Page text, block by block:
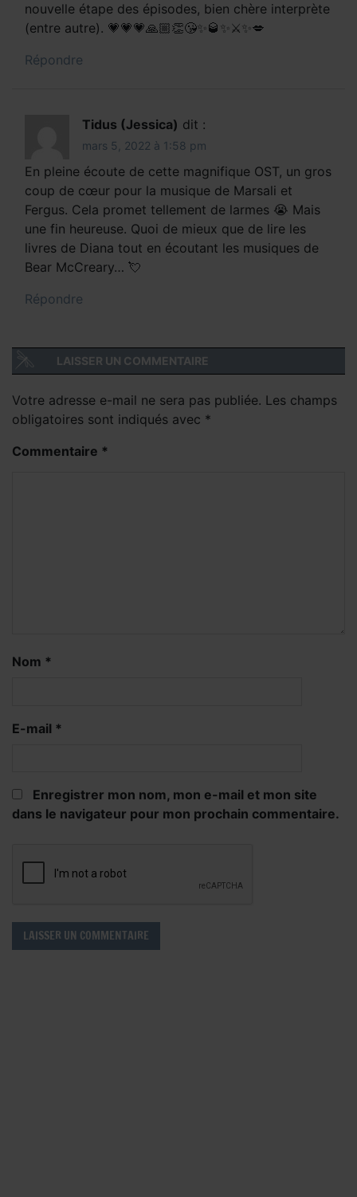
nouvelle étape des épisodes, bien chère interprète
(entre autre). 💗💗💗🙏🏼👏😘✨🥃✨⚔✨💋
Répondre
Tidus (Jessica) dit :
mars 5, 2022 à 1:58 pm
En pleine écoute de cette magnifique OST, un gros
coup de cœur pour la musique de Marsali et
Fergus. Cela promet tellement de larmes 😭 Mais
une fin heureuse. Quoi de mieux que de lire les
livres de Diana tout en écoutant les musiques de
Bear McCreary… 💘
Répondre
LAISSER UN COMMENTAIRE
Votre adresse e-mail ne sera pas publiée. Les champs
obligatoires sont indiqués avec *
Commentaire *
Nom *
E-mail *
Enregistrer mon nom, mon e-mail et mon site
dans le navigateur pour mon prochain commentaire.